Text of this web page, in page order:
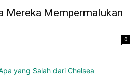
Mereka Mempermalukan
0